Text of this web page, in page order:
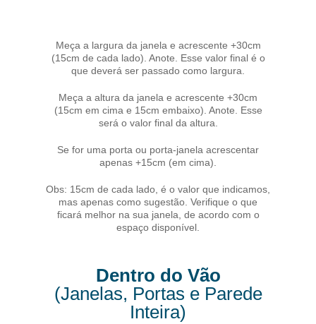
Meça a largura da janela e acrescente +30cm
(15cm de cada lado). Anote. Esse valor final é o
que deverá ser passado como largura.
Meça a altura da janela e acrescente +30cm
(15cm em cima e 15cm embaixo). Anote. Esse
será o valor final da altura.
Se for uma porta ou porta-janela acrescentar
apenas +15cm (em cima).
Obs: 15cm de cada lado, é o valor que indicamos,
mas apenas como sugestão. Verifique o que
ficará melhor na sua janela, de acordo com o
espaço disponível.
Dentro do Vão
(Janelas, Portas e Parede
Inteira)